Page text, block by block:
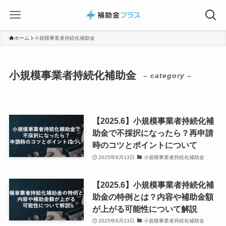
ホーム 小規模事業者持続化補助金
小規模事業者持続化補助金 – category –
【2025.6】小規模事業者持続化補
助金で不採択になったら？再申請
時のコツとポイントについて
2025年6月13日 小規模事業者持続化補助金
【2025.6】小規模事業者持続化補
助金の特例とは？内容や補助金額
が上がる可能性について解説
2025年6月13日 小規模事業者持続化補助金